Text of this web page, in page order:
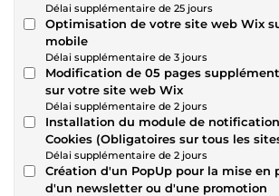
Délai supplémentaire de 25 jours
Optimisation de votre site web Wix
mobile
Délai supplémentaire de 3 jours
Modification de 05 pages
sur votre site web Wix
Délai supplémentaire de 2 jours
Installation du module de
Cookies (Obligatoires sur tous les
Délai supplémentaire de 2 jours
Création d'un PopUp pour la mise en
d'un newsletter ou d'une promotion